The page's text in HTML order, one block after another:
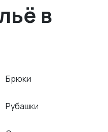
в
Брюки
Рубашки